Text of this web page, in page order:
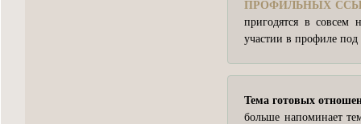
ПРОФИЛЬНЫХ
пригодятся в совсем
участии в профиле
Тема готовых
больше напоминает